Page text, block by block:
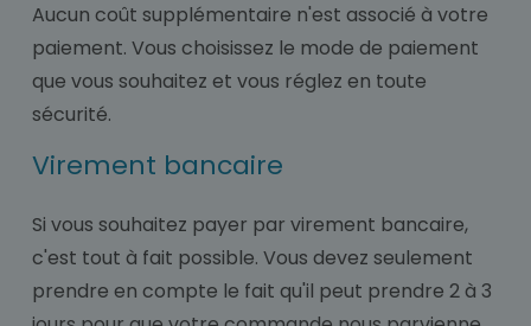
Aucun coût supplémentaire n'est associé à votre
paiement. Vous choisissez le mode de paiement
que vous souhaitez et vous réglez en toute
sécurité.
Virement bancaire
Si vous souhaitez payer par virement bancaire,
c'est tout à fait possible. Vous devez seulement
prendre en compte le fait qu'il peut prendre 2 à 3